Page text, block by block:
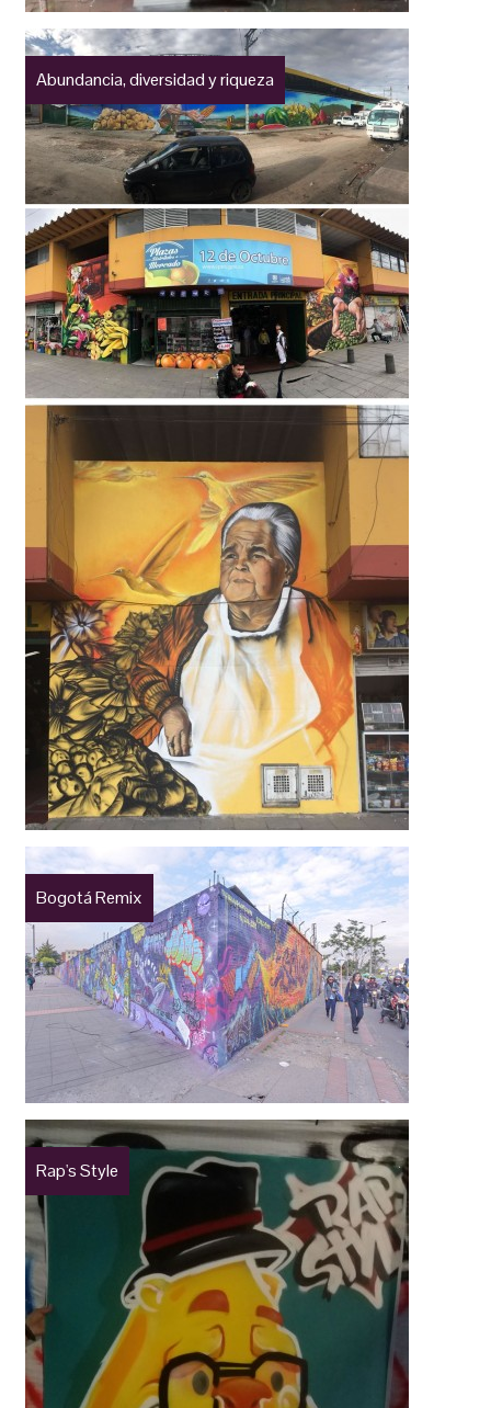
Abundancia, diversidad y riqueza
Bogotá Remix
Rap's Style